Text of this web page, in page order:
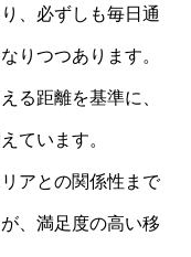
、必ずしも毎日通
りつつあります。
る距離を基準に、
ています。
アとの関係性まで
、満足度の高い移